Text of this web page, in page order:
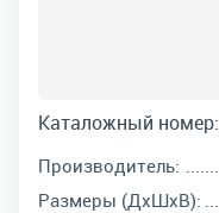
Каталожный номер:
Производитель:
Размеры (ДхШхВ):